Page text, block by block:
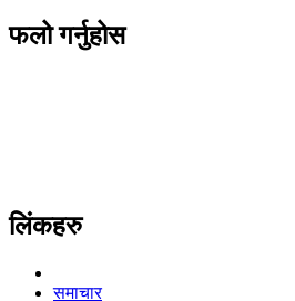
फलो गर्नुहोस
लिंकहरु
समाचार